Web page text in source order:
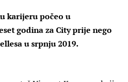
karijeru počeo u
godina za City prije nego
u srpnju 2019.